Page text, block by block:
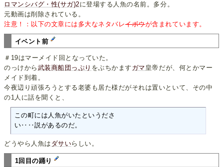
ロマンシバグ・性(サガ)2に登場する人魚の名前。多分。
元動画は削除されている。
注意！：以下の文章には多大なネタバレイボウが含まれています。
イベント前
＃19はマーメイド回となっていた。
のっけから 武装商船団っぷり をぶちかます ガマ 皇帝だが、何とかマー
メイド到着。
今夜辺り頑張ろうとする老婆も居た様だがそれは置いといて、その中
の1人に話を聞くと、
この町には人魚がいたというださ
い‥‥説があるのだ。
どうやら人魚は ダサいらしい。
1回目の踊り